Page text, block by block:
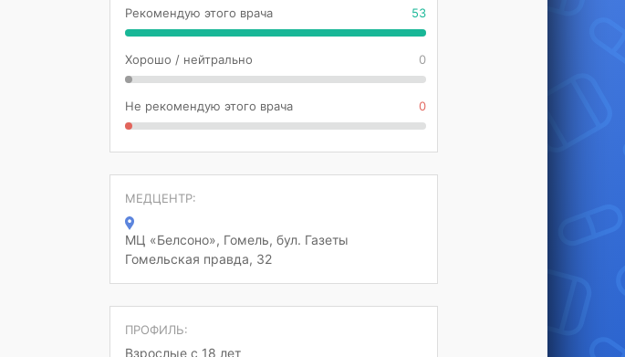
Рекомендую этого врача 53
Хорошо / нейтрально 0
Не рекомендую этого врача 0
МЕДЦЕНТР:
МЦ «Белсоно», Гомель, бул. Газеты
Гомельская правда, 32
ПРОФИЛЬ:
Взрослые с 18 лет